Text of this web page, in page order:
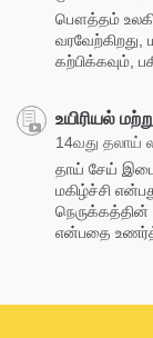
பௌத்தம்
கற்பிக்கவும்,
உயிரியல்
14வது தலாய்
தாய் சேய்
மகிழ்ச்சி
நெருக்கத்தின்
என்பதை